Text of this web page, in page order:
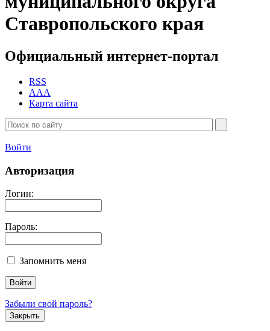
Ставропольского края
Официальный интернет-портал
RSS
AAA
Карта сайта
Войти
Авторизация
Логин:
Пароль:
Запомнить меня
Забыли свой пароль?
Закрыть